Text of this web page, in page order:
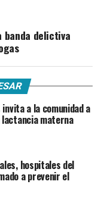
banda delictiva
a la comunidad a
lactancia materna
hospitales del
a prevenir el